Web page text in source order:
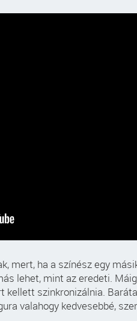
mert, ha a színész egy
lehet, mint az eredeti.
kellett szinkronizálnia.
valahogy kedvesebbé,